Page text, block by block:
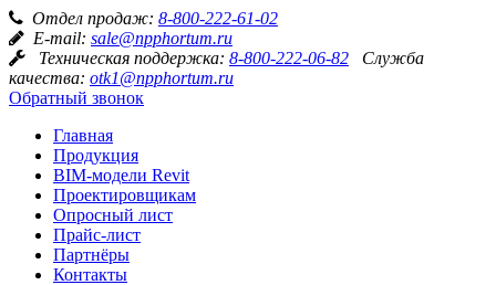
Отдел продаж: 8-800-222-61-02
E-mail: sale@npphortum.ru
Техническая поддержка: 8-800-222-06-82 Служба
качества: otk1@npphortum.ru
Обратный звонок
Главная
Продукция
BIM-модели Revit
Проектировщикам
Опросный лист
Прайс-лист
Партнёры
Контакты